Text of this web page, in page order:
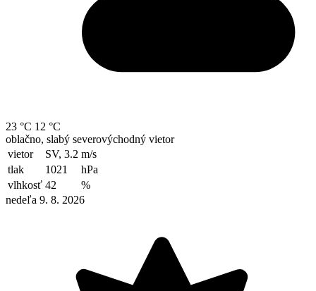
23 °C 12 °C
oblačno, slabý severovýchodný vietor
vietor
SV, 3.2 m/s
tlak
1021
hPa
vlhkosť 42
%
nedeľa 9. 8. 2026